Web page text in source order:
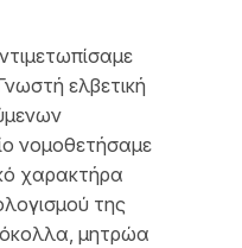
ελβετική
νομοθετήσαμε
χαρακτήρα
της
μητρώα